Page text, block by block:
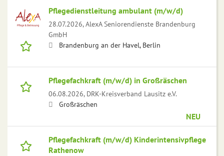
Pflegedienstleitung ambulant (m/w/d)
28.07.2026,AlexA Seniorendienste Brandenburg
GmbH
Brandenburg an der Havel, Berlin
Pflegefachkraft (m/w/d) in Großräschen
06.08.2026, DRK-Kreisverband Lausitz e.V.
Großräschen
NEU
Pflegefachkraft (m/w/d) Kinderintensivpflege
Rathenow